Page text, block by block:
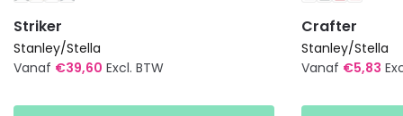
Striker
Stanley/Stella
Vanaf €39,60 Excl. BTW
Crafter
Stanley/Stella
Vanaf €5,83